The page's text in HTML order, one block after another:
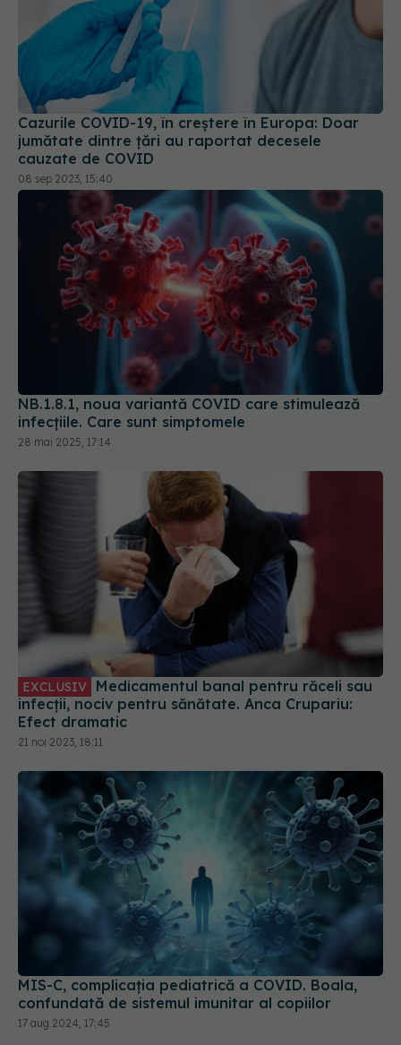
Cazurile COVID-19, în creștere în Europa: Doar
jumătate dintre țări au raportat decesele
cauzate de COVID
08 sep 2023, 15:40
NB.1.8.1, noua variantă COVID care stimulează
infecțiile. Care sunt simptomele
28 mai 2025, 17:14
EXCLUSIV
infecții, nociv pentru sănătate. Anca Crupariu:
Efect dramatic
21 noi 2023, 18:11
MIS-C, complicația pediatrică a COVID. Boala,
confundată de sistemul imunitar al copiilor
17 aug 2024, 17:45